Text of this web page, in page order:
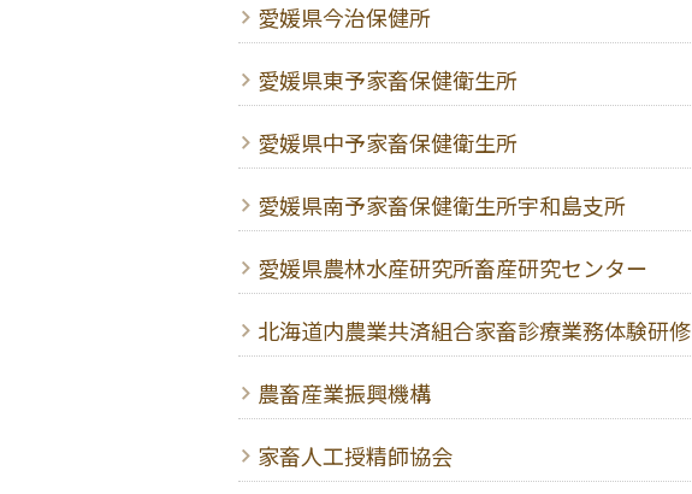
愛媛県今治保健所
愛媛県東予家畜保健衛生所
愛媛県中予家畜保健衛生所
愛媛県南予家畜保健衛生所宇和島支所
愛媛県農林水産研究所畜産研究センター
北海道内農業共済組合家畜診療業務体験研修
農畜産業振興機構
家畜人工授精師協会